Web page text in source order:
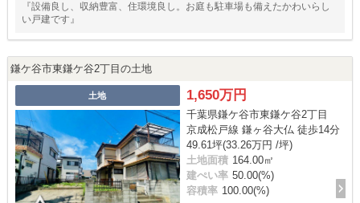
『設備良し、収納豊富、住環境良し。お庭も駐車場も備えたかわいらし
い戸建です』
鎌ケ谷市東鎌ケ谷2丁目の土地
土地 1,650万円
千葉県鎌ケ谷市東鎌ケ谷2丁目
京成松戸線 鎌ヶ谷大仏 徒歩14分
49.61坪(33.26万円 /坪)
土地面積 164.00㎡
建ぺい率 50.00(%)
容積率 100.00(%)